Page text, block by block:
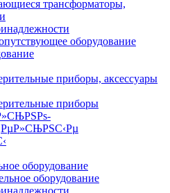
трансформаторы,
оборудование
приборы, аксессуары
приборы
оборудование
оборудование